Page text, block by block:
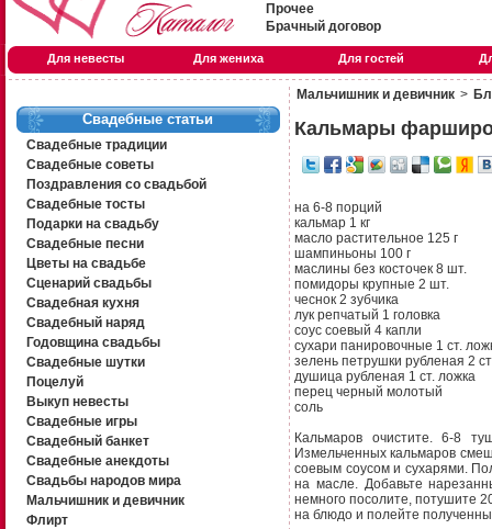
Прочее
Брачный договор
Для невесты Для жениха Для гостей
Свадебные статьи
Свадебные традиции
Свадебные советы
Поздравления со свадьбой
Свадебные тосты
Подарки на свадьбу
Свадебные песни
Цветы на свадьбе
Сценарий свадьбы
Свадебная кухня
Свадебный наряд
Годовщина свадьбы
Свадебные шутки
Поцелуй
Выкуп невесты
Свадебные игры
Свадебный банкет
Свадебные анекдоты
Свадьбы народов мира
Мальчишник и девичник
Флирт
Мальчишник и девичник >
Кальмары
на 6-8 порций
кальмар 1 кг
масло растительное 125 г
шампиньоны 100 г
маслины без косточек 8 шт.
помидоры крупные 2 шт.
чеснок 2 зубчика
лук репчатый 1 головка
соус соевый 4 капли
сухари панировочные 1 ст.
зелень петрушки рубленая 2
душица рубленая 1 ст. ложка
перец черный молотый
соль
Кальмаров очистите. 6-8
Измельченных кальмаров
соевым соусом и сухарями.
на масле. Добавьте
немного посолите, потушите
на блюдо и полейте